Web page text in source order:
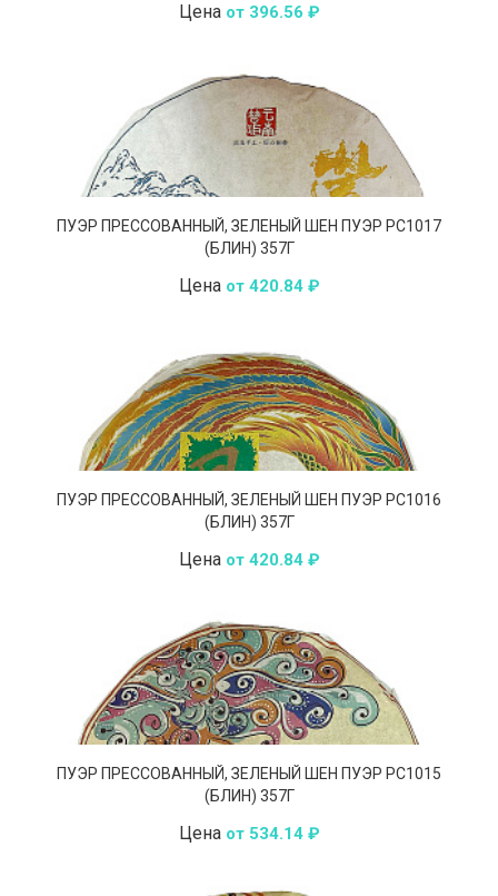
Цена от 396.56 ₽
ПУЭР ПРЕССОВАННЫЙ, ЗЕЛЕНЫЙ ШЕН ПУЭР РС1017
(БЛИН) 357Г
Цена от 420.84 ₽
ПУЭР ПРЕССОВАННЫЙ, ЗЕЛЕНЫЙ ШЕН ПУЭР РС1016
(БЛИН) 357Г
Цена от 420.84 ₽
ПУЭР ПРЕССОВАННЫЙ, ЗЕЛЕНЫЙ ШЕН ПУЭР РС1015
(БЛИН) 357Г
Цена от 534.14 ₽